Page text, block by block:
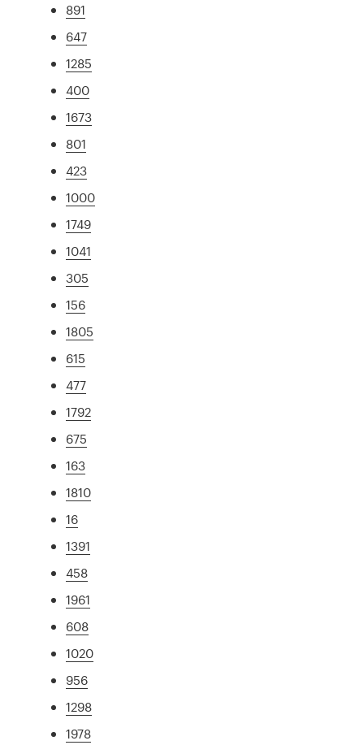
891
647
1285
400
1673
801
423
1000
1749
1041
305
156
1805
615
477
1792
675
163
1810
16
1391
458
1961
608
1020
956
1298
1978